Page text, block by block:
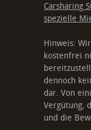
Carsharing
spezielle
Hinweis:
kostenfrei
dennoch
dar. Von
Vergütung,
und die